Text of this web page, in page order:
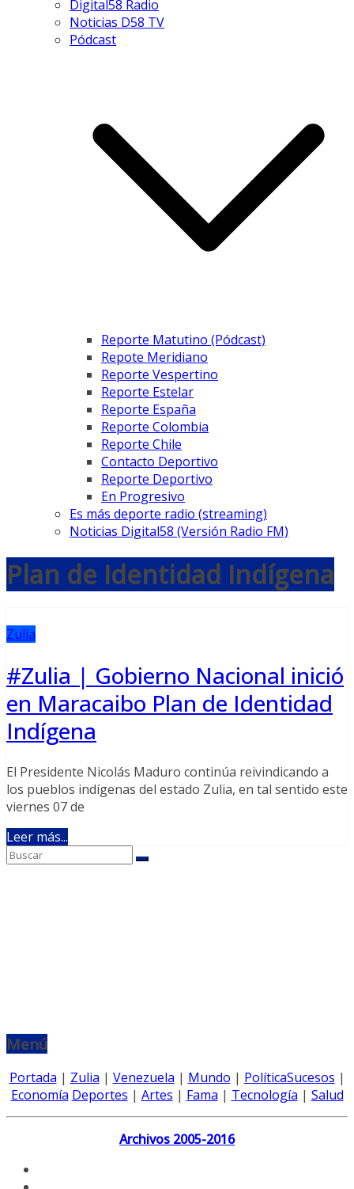
Digital58 Radio
Noticias D58 TV
Pódcast
Reporte Matutino (Pódcast)
Repote Meridiano
Reporte Vespertino
Reporte Estelar
Reporte España
Reporte Colombia
Reporte Chile
Contacto Deportivo
Reporte Deportivo
En Progresivo
Es más deporte radio (streaming)
Noticias Digital58 (Versión Radio FM)
Plan de Identidad Indígena
Zulia
#Zulia | Gobierno Nacional inició
en Maracaibo Plan de Identidad
Indígena
El Presidente Nicolás Maduro continúa reivindicando a
los pueblos indígenas del estado Zulia, en tal sentido este
viernes 07 de
Leer más...
Menú
Portada | Zulia | Venezuela | Mundo | PolíticaSucesos |
Economía Deportes | Artes | Fama | Tecnología | Salud
Archivos 2005-2016